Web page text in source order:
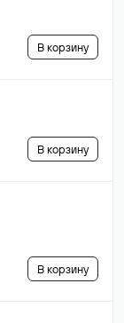
В корзину
В корзину
В корзину